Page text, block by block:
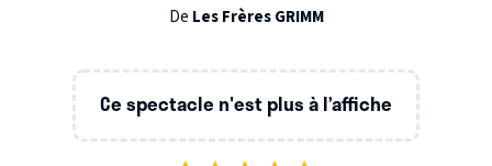
De Les Frères GRIMM
Ce spectacle n'est plus à l’affiche